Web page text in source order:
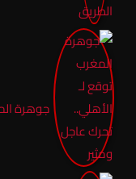
جوهرة